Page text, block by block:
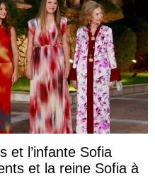
et l’infante Sofia
et la reine Sofia à